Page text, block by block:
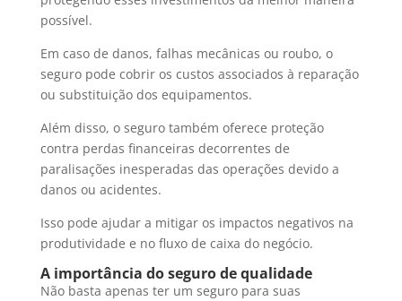
possível.
Em caso de danos, falhas mecânicas ou roubo, o
seguro pode cobrir os custos associados à reparação
ou substituição dos equipamentos.
Além disso, o seguro também oferece proteção
contra perdas financeiras decorrentes de
paralisações inesperadas das operações devido a
danos ou acidentes.
Isso pode ajudar a mitigar os impactos negativos na
produtividade e no fluxo de caixa do negócio.
A importância do seguro de qualidade
Não basta apenas ter um seguro para suas